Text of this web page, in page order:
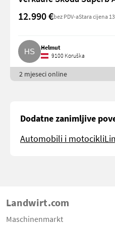
12.990 €bez PDV-aStara cijena
Helmut
9100 Koruška
2 mjeseci online
Dodatne zanimljive
Automobili i motocikli
Landwirt.com
Maschinenmarkt